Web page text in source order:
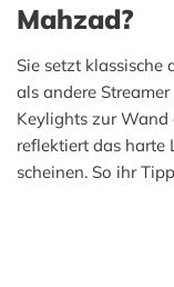
Mahzad?
Sie setzt klassische
als andere
Keylights zur
reflektiert das harte
scheinen. So ihr